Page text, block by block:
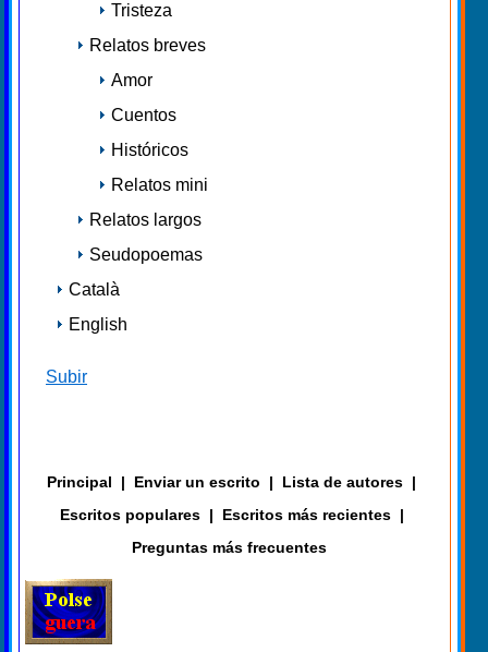
Tristeza
Relatos breves
Amor
Cuentos
Históricos
Relatos mini
Relatos largos
Seudopoemas
Català
English
Subir
Principal | Enviar un escrito | Lista de autores |
Escritos populares | Escritos más recientes |
Preguntas más frecuentes